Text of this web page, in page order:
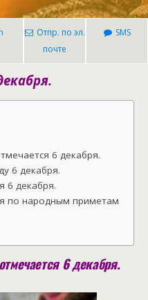
Отпр. по эл.
почте
SMS
6 декабря.
6 декабря.
6 декабря.
по народным приметам
6 декабря.